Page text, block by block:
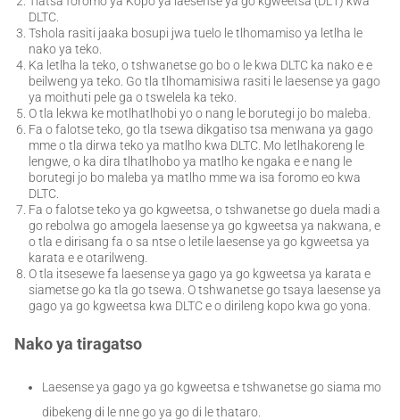
DLTC.
Tshola rasiti jaaka bosupi jwa tuelo le tlhomamiso ya letlha le
nako ya teko.
Ka letlha la teko, o tshwanetse go bo o le kwa DLTC ka nako e e
beilweng ya teko. Go tla tlhomamisiwa rasiti le laesense ya gago
ya moithuti pele ga o tswelela ka teko.
O tla lekwa ke motlhatlhobi yo o nang le borutegi jo bo maleba.
Fa o falotse teko, go tla tsewa dikgatiso tsa menwana ya gago
mme o tla dirwa teko ya matlho kwa DLTC. Mo letlhakoreng le
lengwe, o ka dira tlhatlhobo ya matlho ke ngaka e e nang le
borutegi jo bo maleba ya matlho mme wa isa foromo eo kwa
DLTC.
Fa o falotse teko ya go kgweetsa, o tshwanetse go duela madi a
go rebolwa go amogela laesense ya go kgweetsa ya nakwana, e
o tla e dirisang fa o sa ntse o letile laesense ya go kgweetsa ya
karata e e otarilweng.
O tla itsesewe fa laesense ya gago ya go kgweetsa ya karata e
siametse go ka tla go tsewa. O tshwanetse go tsaya laesense ya
gago ya go kgweetsa kwa DLTC e o dirileng kopo kwa go yona.
Nako ya tiragatso
Laesense ya gago ya go kgweetsa e tshwanetse go siama mo
dibekeng di le nne go ya go di le thataro.